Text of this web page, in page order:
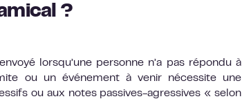
?
lorsqu’une personne n’a pas répondu à
ou un événement à venir nécessite une
ou aux notes passives-agressives « selon